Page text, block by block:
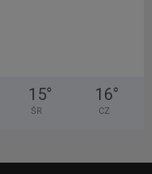
15°
ŚR
16°
CZ